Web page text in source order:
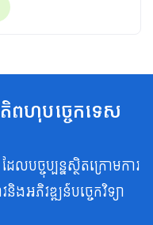
ពហុបច្ចេកទេស
លបច្ចុប្បន្នស្ថិតក្រោមការ
ងអភិវឌ្ឍន៍បច្ចេកវិទ្យា